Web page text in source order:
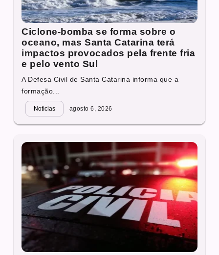
Ciclone-bomba se forma sobre o
oceano, mas Santa Catarina terá
impactos provocados pela frente fria
e pelo vento Sul
A Defesa Civil de Santa Catarina informa que a
formação...
Notícias agosto 6, 2026